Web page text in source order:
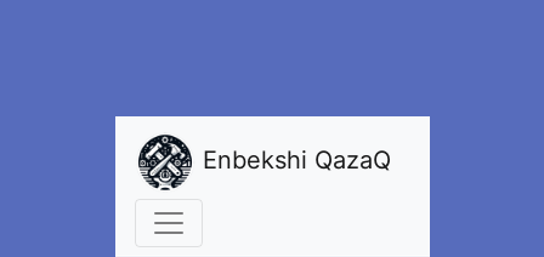
Enbekshi QazaQ